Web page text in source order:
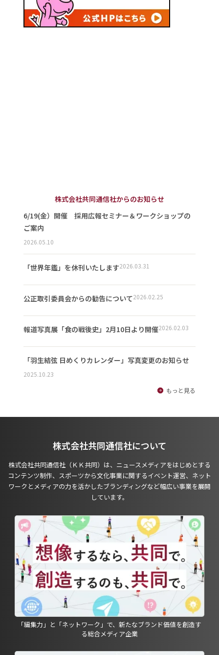
株式会社共同通信社からのお知らせ
6/19(金）開催 採用広報セミナー＆ワークショップの
ご案内
2026.05.10
「世界年鑑」を休刊いたします2026.03.31
公正取引委員会からの勧告について2026.02.25
報道写真展「食の戦後史」2月10日より開催2026.02.03
「羽生結弦 日めくりカレンダー」写真変更のお知らせ
2025.10.23
もっと見る
株式会社共同通信社について
株式会社共同通信社（ＫＫ共同）は、ニュースメディアをはじめとする
コンテンツ制作、スポーツから文化事業に関するイベント運営、ネット
ワークとメディアの力を活かしたブランディングなど幅広い事業を展開
しています。
「編集力」と「ネットワーク」で、新たなブランド価値を創造す
る総合メディア企業